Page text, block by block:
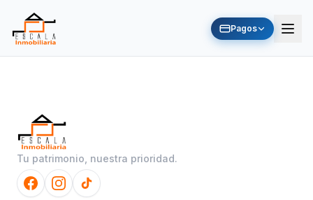
Pagos
Tu patrimonio, nuestra prioridad.